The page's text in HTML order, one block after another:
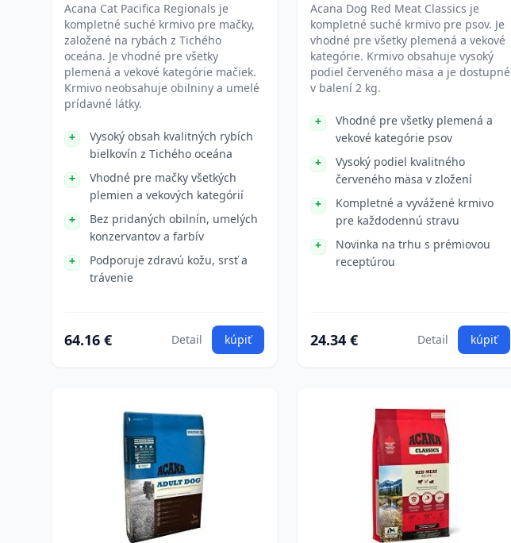
Acana Cat Pacifica Regionals je
kompletné suché krmivo pre mačky,
založené na rybách z Tichého
oceána. Je vhodné pre všetky
plemená a vekové kategórie mačiek.
Krmivo neobsahuje obilniny a umelé
prídavné látky.
Vysoký obsah kvalitných rybích
bielkovín z Tichého oceána
Vhodné pre mačky všetkých
plemien a vekových kategórií
Bez pridaných obilnín, umelých
konzervantov a farbív
Podporuje zdravú kožu, srsť a
trávenie
64.16 € Detail kúpiť
Acana Dog Red Meat Classics je
kompletné suché krmivo pre psov. Je
vhodné pre všetky plemená a vekové
kategórie. Krmivo obsahuje vysoký
podiel červeného mäsa a je dostupné
v balení 2 kg.
Vhodné pre všetky plemená a
vekové kategórie psov
Vysoký podiel kvalitného
červeného mäsa v zložení
Kompletné a vyvážené krmivo
pre každodennú stravu
Novinka na trhu s prémiovou
receptúrou
24.34 € Detail kúpiť